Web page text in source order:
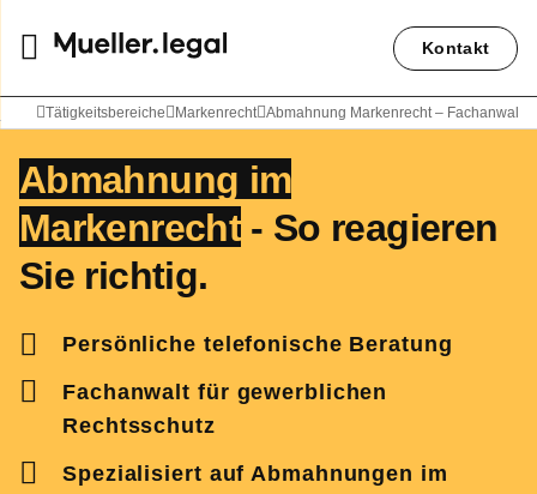
Kontakt
Tätigkeitsbereiche Markenrecht Abmahnung Markenrecht – Fachanwalt
Abmahnung im
Markenrecht- So reagieren
Sie richtig.
Persönliche telefonische Beratung
Fachanwalt für gewerblichen
Rechtsschutz
Spezialisiert auf Abmahnungen im
Rechtsanwalt Peter Weiler